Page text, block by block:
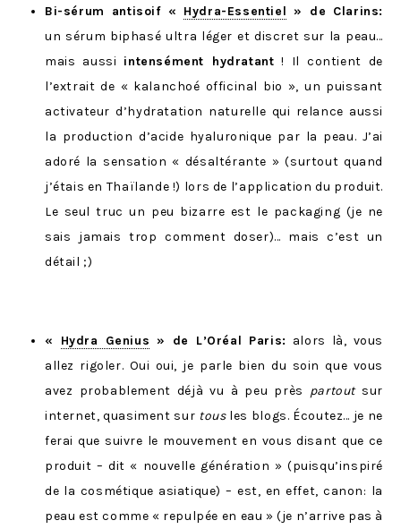
Bi-sérum antisoif « Hydra-Essentiel » de Clarins:
un sérum biphasé ultra léger et discret sur la peau…
mais aussi intensément hydratant ! Il contient de
l’extrait de « kalanchoé officinal bio », un puissant
activateur d’hydratation naturelle qui relance aussi
la production d’acide hyaluronique par la peau. J’ai
adoré la sensation « désaltérante » (surtout quand
j’étais en Thaïlande !) lors de l’application du produit.
Le seul truc un peu bizarre est le packaging (je ne
sais jamais trop comment doser)… mais c’est un
détail ;)
« Hydra Genius » de L’Oréal Paris: alors là, vous
allez rigoler. Oui oui, je parle bien du soin que vous
avez probablement déjà vu à peu près partoutsur
internet, quasiment sur tousles blogs. Écoutez… je ne
ferai que suivre le mouvement en vous disant que ce
produit – dit « nouvelle génération » (puisqu’inspiré
de la cosmétique asiatique) – est, en effet, canon: la
peau est comme « repulpée en eau » (je n’arrive pas à